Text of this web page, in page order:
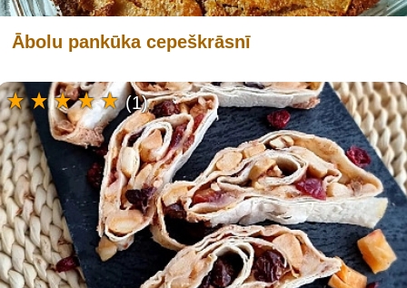
Ābolu pankūka cepeškrāsnī
(1)